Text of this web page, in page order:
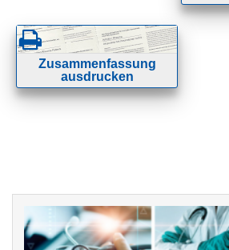
Zusammenfassung
ausdrucken